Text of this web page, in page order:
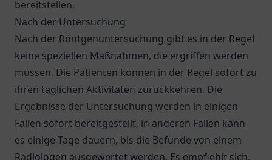
bereitstellen.
Nach der Untersuchung
Nach der Röntgenuntersuchung gibt es in der Regel
keine speziellen Maßnahmen, die ergriffen werden
müssen. Die Patienten können in der Regel sofort zu
ihren täglichen Aktivitäten zurückkehren. Die
Ergebnisse der Untersuchung werden in einigen
Fällen sofort bereitgestellt, in anderen Fällen kann
es einige Tage dauern, bis die Befunde von einem
Radiologen ausgewertet werden. Es empfiehlt sich,